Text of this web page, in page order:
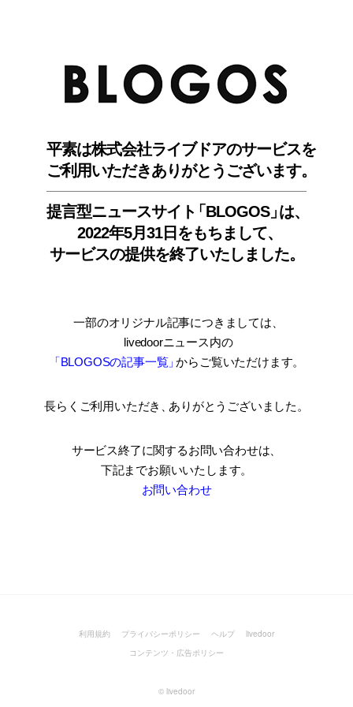
平素は株式会社ライブドアのサービスを
ご利用いただきありがとうございます。
提言型ニュースサイ ト「BLOGOS」は、
2022年5月31日をもちまして、
サービスの提供を終了いたしました。
一部のオリジナル記事につきましては
livedoorニュース内の
「BLOGOSの記事一覧」からご覧いただけます。
長らくご利用いただき ありがとうございました。
サービス終了に関するお問い合わせは、
下記までお願いいたします。
お問い合わせ
利用規約 プライバシーポリシー ヘルプ
livedoor
コンテンツ・広告ポリシー
© livedoor